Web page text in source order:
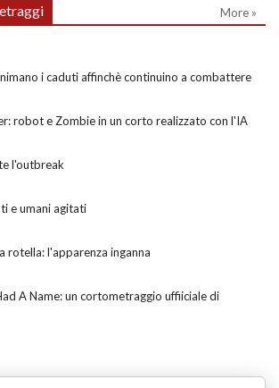
More »
i caduti affinchè continuino a combattere
robot e Zombie in un corto realizzato con l'IA
l'outbreak
e umani agitati
rotella: l'apparenza inganna
A Name: un cortometraggio uffiiciale di